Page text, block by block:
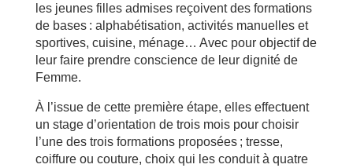
les jeunes filles admises reçoivent des formations
de bases : alphabétisation, activités manuelles et
sportives, cuisine, ménage… Avec pour objectif de
leur faire prendre conscience de leur dignité de
Femme.
À l’issue de cette première étape, elles effectuent
un stage d’orientation de trois mois pour choisir
l’une des trois formations proposées ; tresse,
coiffure ou couture, choix qui les conduit à quatre